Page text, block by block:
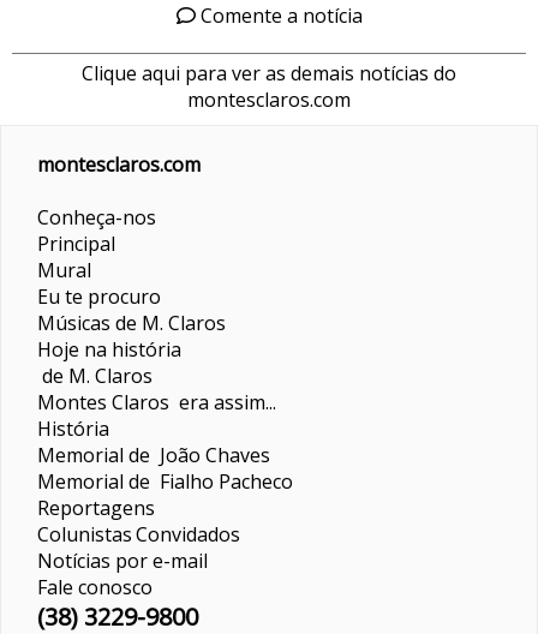
Comente a notícia
Clique aqui para ver as demais notícias do
montesclaros.com
montesclaros.com
Conheça-nos
Principal
Mural
Eu te procuro
Músicas de M. Claros
Hoje na história
de M. Claros
Montes Claros era assim...
História
Memorial de João Chaves
Memorial de Fialho Pacheco
Reportagens
ColunistasConvidados
Notícias por e-mail
Fale conosco
(38) 3229-9800